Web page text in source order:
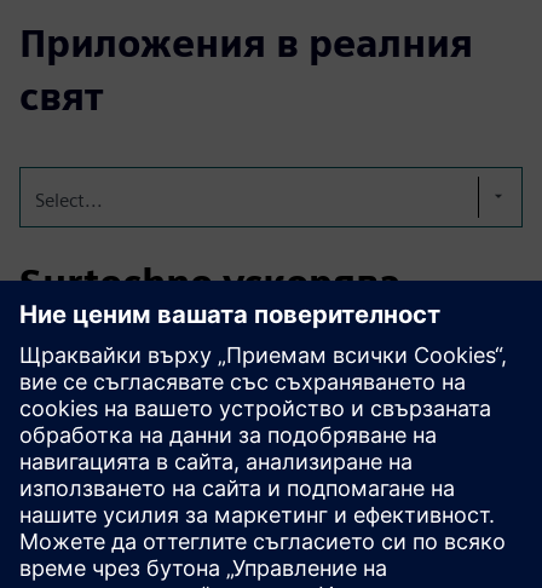
Приложения в реалния
свят
Select...
Surtechno ускорява
модификацията на
мухъл с NX
Surtechno е специализирана в бързата модификация и
ремонт на шприцовъчни форми за водещи
автомобилни производители. Използвайки Siemens NX
CAM с поддръжката на Emixa, Surtechno подобри
скоростта на програмиране, точността на обработката